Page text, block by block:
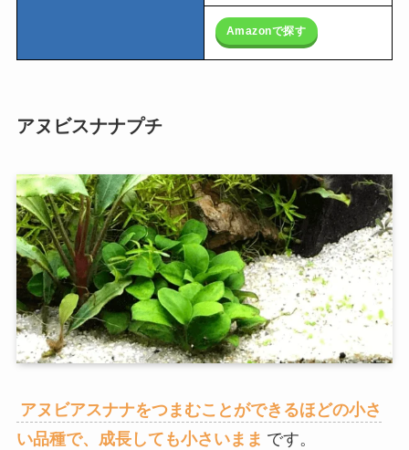
Amazonで探す
アヌビスナナプチ
アヌビアスナナをつまむことができるほどの小さ
い品種で、成長しても小さいまま です。